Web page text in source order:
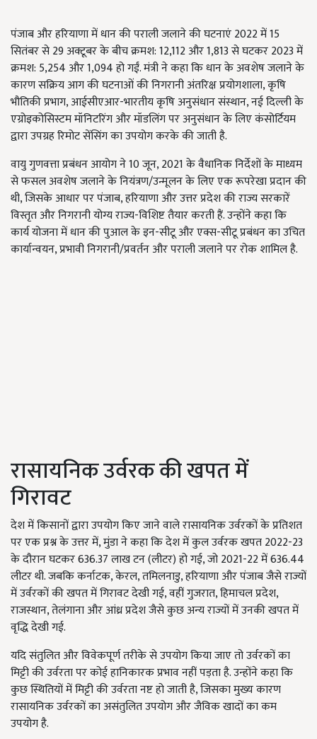
पंजाब और हरियाणा में धान की पराली जलाने की घटनाएं 2022 में 15
सितंबर से 29 अक्टूबर के बीच क्रमश: 12,112 और 1,813 से घटकर 2023 में
क्रमश: 5,254 और 1,094 हो गईं. मंत्री ने कहा कि धान के अवशेष जलाने के
कारण सक्रिय आग की घटनाओं की निगरानी अंतरिक्ष प्रयोगशाला, कृषि
भौतिकी प्रभाग, आईसीएआर-भारतीय कृषि अनुसंधान संस्थान, नई दिल्ली के
एग्रोइकोसिस्टम मॉनिटरिंग और मॉडलिंग पर अनुसंधान के लिए कंसोर्टियम
द्वारा उपग्रह रिमोट सेंसिंग का उपयोग करके की जाती है.
वायु गुणवत्ता प्रबंधन आयोग ने 10 जून, 2021 के वैधानिक निर्देशों के माध्यम
से फसल अवशेष जलाने के नियंत्रण/उन्मूलन के लिए एक रूपरेखा प्रदान की
थी, जिसके आधार पर पंजाब, हरियाणा और उत्तर प्रदेश की राज्य सरकारें
विस्तृत और निगरानी योग्य राज्य-विशिष्ट तैयार करती हैं. उन्होंने कहा कि
कार्य योजना में धान की पुआल के इन-सीटू और एक्स-सीटू प्रबंधन का उचित
कार्यान्वयन, प्रभावी निगरानी/प्रवर्तन और पराली जलाने पर रोक शामिल है.
रासायनिक उर्वरक की खपत में
गिरावट
देश में किसानों द्वारा उपयोग किए जाने वाले रासायनिक उर्वरकों के प्रतिशत
पर एक प्रश्न के उत्तर में, मुंडा ने कहा कि देश में कुल उर्वरक खपत 2022-23
के दौरान घटकर 636.37 लाख टन (लीटर) हो गई, जो 2021-22 में 636.44
लीटर थी. जबकि कर्नाटक, केरल, तमिलनाडु, हरियाणा और पंजाब जैसे राज्यों
में उर्वरकों की खपत में गिरावट देखी गई, वहीं गुजरात, हिमाचल प्रदेश,
राजस्थान, तेलंगाना और आंध्र प्रदेश जैसे कुछ अन्य राज्यों में उनकी खपत में
वृद्धि देखी गई.
यदि संतुलित और विवेकपूर्ण तरीके से उपयोग किया जाए तो उर्वरकों का
मिट्टी की उर्वरता पर कोई हानिकारक प्रभाव नहीं पड़ता है. उन्होंने कहा कि
कुछ स्थितियों में मिट्टी की उर्वरता नष्ट हो जाती है, जिसका मुख्य कारण
रासायनिक उर्वरकों का असंतुलित उपयोग और जैविक खादों का कम
उपयोग है.